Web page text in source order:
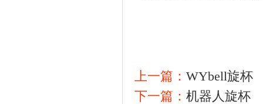
上一篇： WYbell旋杯
下一篇： 机器人旋杯